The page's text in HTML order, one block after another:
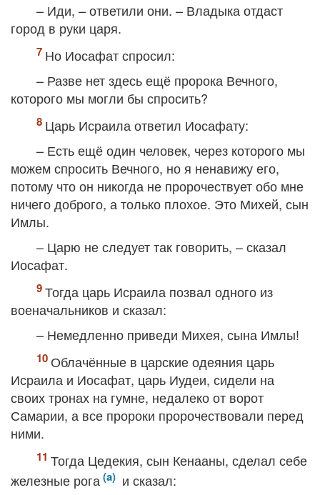
– Иди, – ответили они. – Владыка отдаст
город в руки царя.
Но Иосафат спросил:
– Разве нет здесь ещё пророка Вечного,
которого мы могли бы спросить?
Царь Исраила ответил Иосафату:
– Есть ещё один человек, через которого мы
можем спросить Вечного, но я ненавижу его,
потому что он никогда не пророчествует обо мне
ничего доброго, а только плохое. Это Михей, сын
Имлы.
– Царю не следует так говорить, – сказал
Иосафат.
Тогда царь Исраила позвал одного из
военачальников и сказал:
– Немедленно приведи Михея, сына Имлы!
Облачённые в царские одеяния царь
Исраила и Иосафат, царь Иудеи, сидели на
своих тронах на гумне, недалеко от ворот
Самарии, а все пророки пророчествовали перед
ними.
Тогда Цедекия, сын Кенааны, сделал себе
железные рога
и сказал: